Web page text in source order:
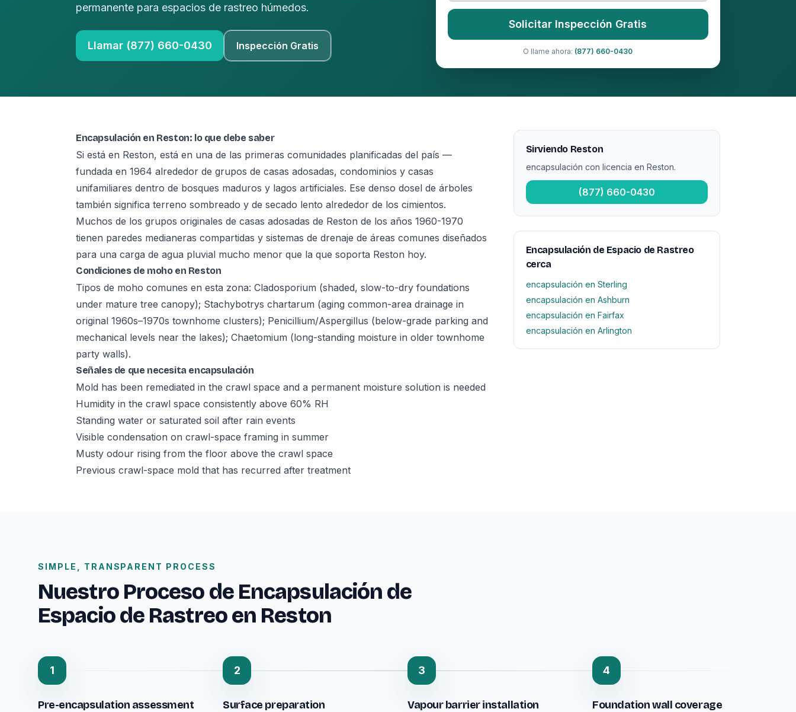
permanente para espacios de rastreo húmedos.
Llamar (877) 660-0430 Inspección Gratis
Solicitar Inspección Gratis
O llame ahora: (877) 660-0430
Encapsulación en Reston: lo que debe saber
Si está en Reston, está en una de las primeras comunidades planificadas del país —
fundada en 1964 alrededor de grupos de casas adosadas, condominios y casas
unifamiliares dentro de bosques maduros y lagos artificiales. Ese denso dosel de árboles
también significa terreno sombreado y de secado lento alrededor de los cimientos.
Muchos de los grupos originales de casas adosadas de Reston de los años 1960-1970
tienen paredes medianeras compartidas y sistemas de drenaje de áreas comunes diseñados
para una carga de agua pluvial mucho menor que la que soporta Reston hoy.
Condiciones de moho en Reston
Tipos de moho comunes en esta zona: Cladosporium (shaded, slow-to-dry foundations
under mature tree canopy); Stachybotrys chartarum (aging common-area drainage in
original 1960s–1970s townhome clusters); Penicillium/Aspergillus (below-grade parking and
mechanical levels near the lakes); Chaetomium (long-standing moisture in older townhome
party walls).
Señales de que necesita encapsulación
Mold has been remediated in the crawl space and a permanent moisture solution is needed
Humidity in the crawl space consistently above 60% RH
Standing water or saturated soil after rain events
Visible condensation on crawl-space framing in summer
Musty odour rising from the floor above the crawl space
Previous crawl-space mold that has recurred after treatment
Sirviendo Reston
encapsulación con licencia en Reston.
(877) 660-0430
Encapsulación de Espacio de Rastreo
cerca
encapsulación en Sterling
encapsulación en Ashburn
encapsulación en Fairfax
encapsulación en Arlington
SIMPLE, TRANSPARENT PROCESS
Nuestro Proceso de Encapsulación de
Espacio de Rastreo en Reston
1
Pre-encapsulation assessment
2
Surface preparation
3
Vapour barrier installation
4
Foundation wall coverage